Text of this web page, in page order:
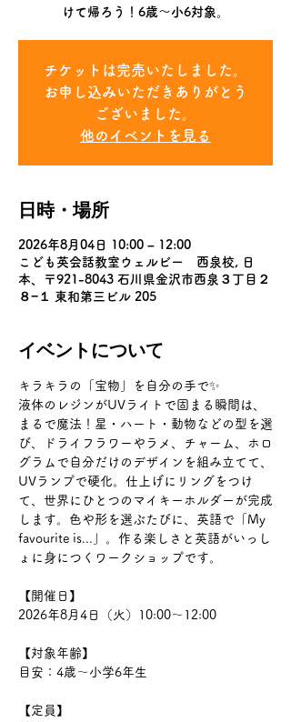
けて帰ろう！6歳〜小6対象。
チケットは完売いたしました。
お申し込みいただきありがとう
ございました。
他のイベントを見る
日時・場所
2026年8月04日 10:00 – 12:00
こども英会話教室ウェルビー 西泉校, 日
本、〒921-8043 石川県金沢市西泉３丁目２
８−１ 東和第三ビル 205
イベントについて
キラキラの「宝物」を自分の手で✨
液体のレジンがUVライトで固まる瞬間は、
まるで魔法！星・ハート・動物などの型を選
び、ドライフラワーやラメ、チャーム、ホロ
グラムで自分だけのデザインを組み立てて、
UVランプで硬化。仕上げにリングをつけ
て、世界にひとつのマイキーホルダーが完成
します。色や形を選ぶたびに、英語で「My
favourite is...」。作る楽しさと英語がいっし
ょに身につくワークショップです。
【開催日】
2026年8月4日（火）10:00〜12:00
【対象年齢】
目安：4歳〜小学6年生
【定員】